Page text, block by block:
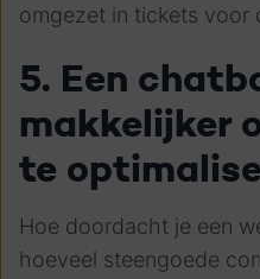
omgezet in tickets voor
5. Een
makkelijker
te
Hoe doordacht je een
hoeveel steengoede